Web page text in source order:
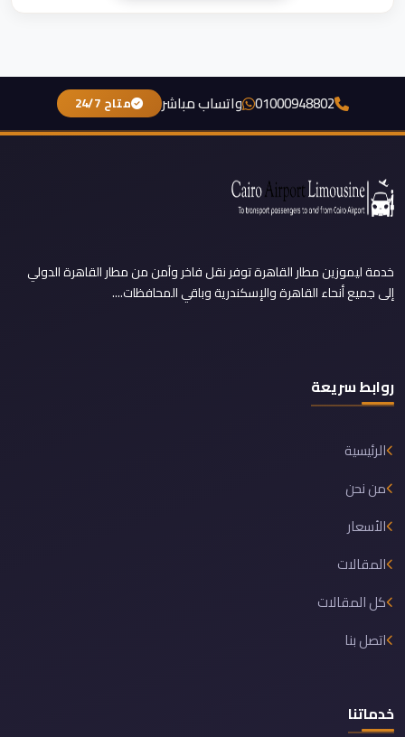
01000948802 واتساب مباشر متاح 24/7
خدمة ليموزين مطار القاهرة توفر نقل فاخر وآمن من مطار القاهرة الدولي
إلى جميع أنحاء القاهرة والإسكندرية وباقي المحافظات....
روابط سريعة
الرئيسية
من نحن
الأسعار
المقالات
كل المقالات
اتصل بنا
خدماتنا